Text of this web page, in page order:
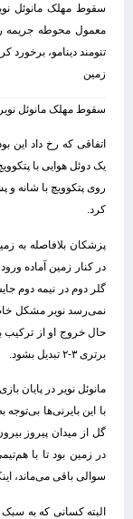
سقوط مهلک مانوئل
معمول محوطه جریمه را
تنومند دینامو، برخورد
زمین
سقوط مهلک مانوئل نویر
اتفاقی که رخ داد این
یک دوئل هوایی با
روی پتکوویچ با شانه و
کرد.
پزشکان بلافاصله به
در کنار زمین آماده ورود
گلر دوم در نیمه دوم جایش
نمی‌رسد نویر مشکل خاصی
برتری ۳-۲ تبدیل بشود.
مانوئل نویر در پایان
گل از میدان پیروز بیرون
در زمین بود تا با
سوالی باقی می‌ماند،
البته کسانی که به سبک